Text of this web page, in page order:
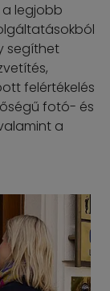
a legjobb
segíthet
felértékelés
fotó- és
a